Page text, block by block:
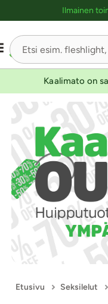
Ilmainen
Kaalimato on
Etusivu Seksilelut